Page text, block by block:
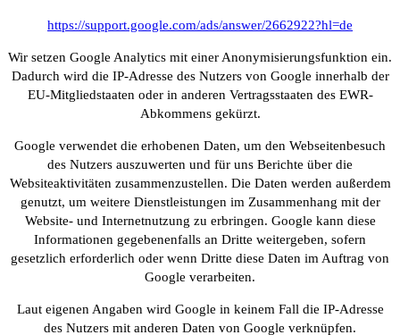
https://support.google.com/ads/answer/2662922?hl=de
Wir setzen Google Analytics mit einer Anonymisierungsfunktion ein.
Dadurch wird die IP-Adresse des Nutzers von Google innerhalb der
EU-Mitgliedstaaten oder in anderen Vertragsstaaten des EWR-
Abkommens gekürzt.
Google verwendet die erhobenen Daten, um den Webseitenbesuch
des Nutzers auszuwerten und für uns Berichte über die
Websiteaktivitäten zusammenzustellen. Die Daten werden außerdem
genutzt, um weitere Dienstleistungen im Zusammenhang mit der
Website- und Internetnutzung zu erbringen. Google kann diese
Informationen gegebenenfalls an Dritte weitergeben, sofern
gesetzlich erforderlich oder wenn Dritte diese Daten im Auftrag von
Google verarbeiten.
Laut eigenen Angaben wird Google in keinem Fall die IP-Adresse
des Nutzers mit anderen Daten von Google verknüpfen.